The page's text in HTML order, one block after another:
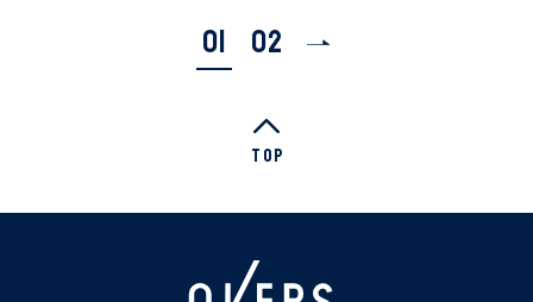
01 02
Top